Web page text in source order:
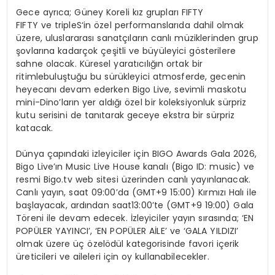
Gece ayrıca; Güney Koreli kız grupları FIFTY
FIFTY ve tripleS‘in özel performanslarıda dahil olmak
üzere, uluslararası sanatçıların canlı müziklerinden grup
şovlarına kadarçok çeşitli ve büyüleyici gösterilere
sahne olacak. Küresel yaratıcılığın ortak bir
ritimlebuluştuğu bu sürükleyici atmosferde, gecenin
heyecanı devam ederken Bigo Live, sevimli maskotu
mini-Dino’ların yer aldığı özel bir koleksiyonluk sürpriz
kutu serisini de tanıtarak geceye ekstra bir sürpriz
katacak.
Dünya çapındaki izleyiciler için BIGO Awards Gala 2026,
Bigo Live’ın Music Live House kanalı (Bigo ID: music) ve
resmi Bigo.tv web sitesi üzerinden canlı yayınlanacak.
Canlı yayın, saat 09:00’da (GMT+9 15:00) Kırmızı Halı ile
başlayacak, ardından saat13:00’te (GMT+9 19:00) Gala
Töreni ile devam edecek. İzleyiciler yayın sırasında; ‘EN
POPÜLER YAYINCI’, ‘EN POPÜLER AİLE’ ve ‘GALA YILDIZI’
olmak üzere üç özelödül kategorisinde favori içerik
üreticileri ve aileleri için oy kullanabilecekler.